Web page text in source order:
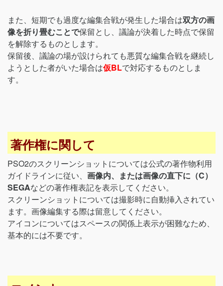
また、短期でも過度な編集合戦が発生した場合は双方の画
像を折り畳むことで保留とし、議論が決着した時点で保留
を解除するものとします。
保留後、議論の場が設けられても悪質な編集合戦を継続し
ようとした者がいた場合は仮BLで対応するものとしま
す。
著作権に関して
PSO2のスクリーンショットについては公式の著作物利用
ガイドラインに従い、 画像内、または画像の直下に（C）
SEGAなどの著作権表記を表示してください。
スクリーンショットについては撮影時に自動挿入されてい
ます。画像編集する際は留意してください。
アイコンについてはスペースの関係上表示が困難なため、
基本的には不要です。